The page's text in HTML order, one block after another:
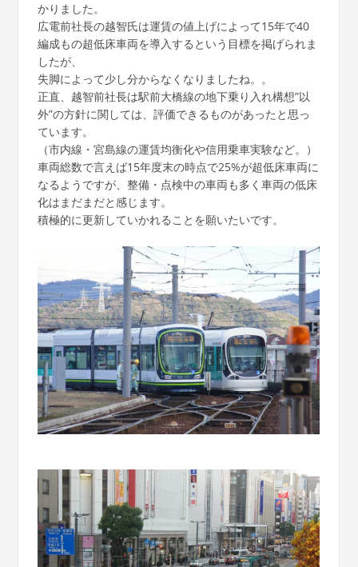
かりました。
広電前社長の越智氏は運賃の値上げによって15年で40
編成もの超低床車両を導入するという目標を掲げられま
したが、
失脚によって少し分からなくなりましたね。。
正直、越智前社長は駅前大橋線の地下乗り入れ構想”以
外”の方針に関しては、評価できるものがあったと思っ
ています。
（市内線・宮島線の運賃均衡化や信用乗車実験など。）
車両総数で言えば15年度末の時点で25%が超低床車両に
なるようですが、整備・点検中の車両も多く車両の低床
化はまだまだと感じます。
積極的に更新していかれることを願いたいです。